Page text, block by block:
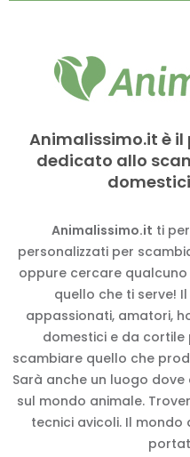
Animalissimo.it è
dedicato allo
Animalissimo.it ti
personalizzati per
oppure cercare
quello che ti serve!
appassionati, amatori,
domestici e da
scambiare quello che
Sarà anche un luogo
sul mondo animale.
tecnici avicoli. Il